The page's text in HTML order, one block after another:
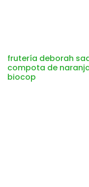
frutería deborah
compota de
biocop